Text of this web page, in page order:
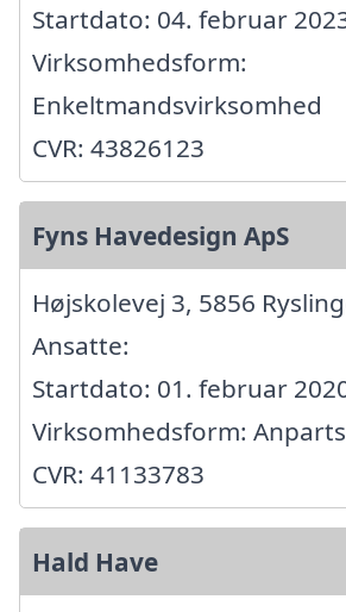
Startdato: 04. februar
Virksomhedsform:
Enkeltmandsvirksomhed
CVR: 43826123
Fyns Havedesign ApS
Højskolevej 3, 5856
Ansatte:
Startdato: 01. februar
Virksomhedsform:
CVR: 41133783
Hald Have